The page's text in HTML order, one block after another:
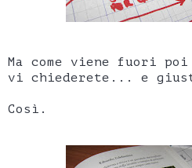
Ma come viene fuori
vi chiederete... e
Così.